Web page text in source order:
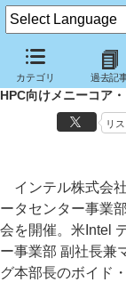
カテゴリ 過去記
Intelのデータセンタ
もの
HPC向けメニーコア
リス
インテル株式会
ータセンター事業
会を開催。米Intel
ー事業部 副社長兼
グ本部長のボイド